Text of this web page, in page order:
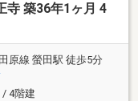
寺 築36年1ヶ月 4
原線 螢田駅 徒歩5分
/ 4階建